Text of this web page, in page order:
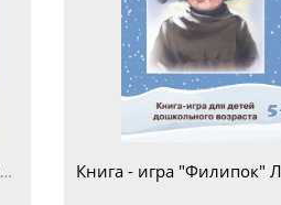
Книга - игра "Филипок" Л.Н.Толстой для детей младшего школьного возраста 7+